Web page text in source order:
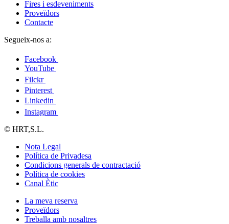
Fires i esdeveniments
Proveïdors
Contacte
Segueix-nos a:
Facebook
YouTube
Filckr
Pinterest
Linkedin
Instagram
© HRT,S.L.
Nota Legal
Política de Privadesa
Condicions generals de contractació
Política de cookies
Canal Ètic
La meva reserva
Proveïdors
Treballa amb nosaltres